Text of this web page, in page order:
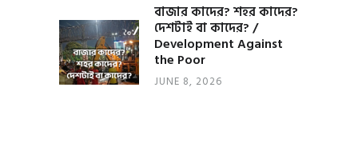
বাজার কাদের? শহর কাদের?
দেশটাই বা কাদের? /
Development Against
the Poor
JUNE 8, 2026